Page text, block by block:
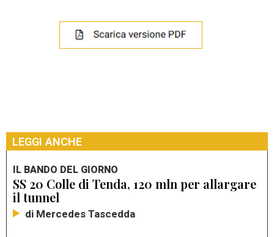
LEGGI ANCHE
IL BANDO DEL GIORNO
SS 20 Colle di Tenda, 120 mln per allargare
il tunnel
di Mercedes Tascedda